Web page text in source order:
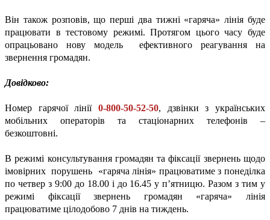
Він також розповів, що перші два тижні «гаряча» лінія буде
працювати в тестовому режимі. Протягом цього часу буде
опрацьовано нову модель ефективного реагування на
звернення громадян.
Довідково:
Номер гарячої лінії 0-800-50-52-50, дзвінки з українських
мобільних операторів та стаціонарних телефонів –
безкоштовні.
В режимі консультування громадян та фіксації звернень щодо
імовірних порушень «гаряча лінія» працюватиме з понеділка
по четвер з 9:00 до 18.00 і до 16.45 у п’ятницю. Разом з тим у
режимі фіксації звернень громадян «гаряча» лінія
працюватиме цілодобово 7 днів на тиждень.